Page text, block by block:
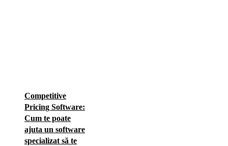
Competitive
Pricing Software:
Cum te poate
ajuta un software
specializat să te